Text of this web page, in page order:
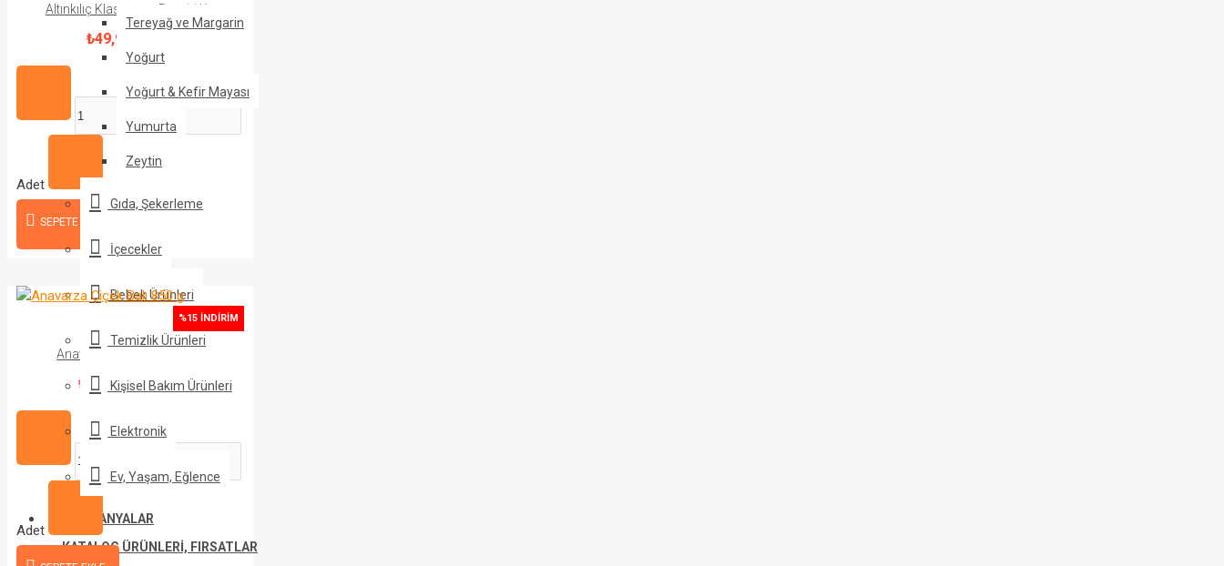
Tereyağ ve Margarin
Yoğurt
Yoğurt & Kefir Mayası
Yumurta
Zeytin
Gıda, Şekerleme
İçecekler
Bebek Ürünleri
Temizlik Ürünleri
Kişisel Bakım Ürünleri
Elektronik
Ev, Yaşam, Eğlence
KAMPANYALAR
KATALOG ÜRÜNLERI, FIRSATLAR
Altınkılıç Klasik İnek Peyniri Kg
₺49,90
Adet
SEPETE EKLE
%15 İNDIRIM
Anavarza Çiçek Balı 850 g
₺229,90 ₺269,90
Adet